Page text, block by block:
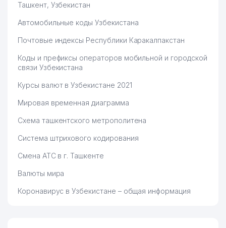
Ташкент, Узбекистан
Автомобильные коды Узбекистана
Почтовые индексы Республики Каракалпакстан
Коды и префиксы операторов мобильной и городской
связи Узбекистана
Курсы валют в Узбекистане 2021
Мировая временная диаграмма
Схема ташкентского метрополитена
Система штрихового кодирования
Смена АТС в г. Ташкенте
Валюты мира
Коронавирус в Узбекистане – общая информация